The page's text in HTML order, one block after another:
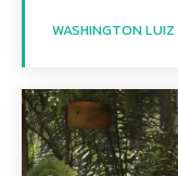
WASHINGTON LUIZ